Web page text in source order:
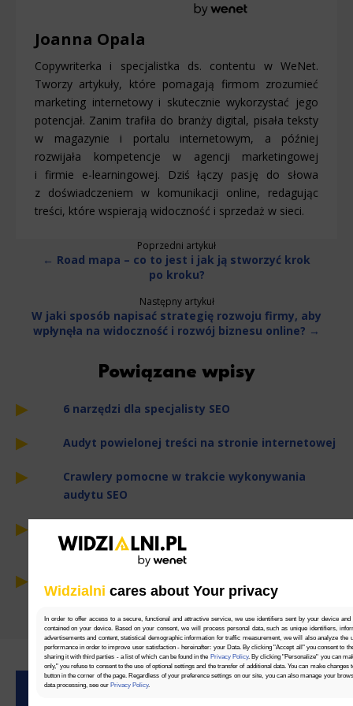
Widzialni cares about Your privacy
In order to offer access to a secure, functional and attractive service, we use identifiers sent by your device
contained on your device. Based on your consent, we will process personal data, such as unique identifiers,
advertisements and content, statistical demographic information for traffic measurement, we will also analyze the
performance in order to improve user satisfaction - hereinafter: your Data. By clicking "Accept all" you consent to
sharing it with third parties - a list of which can be found in the Privacy Policy. By clicking "Personalize" you can
only," you refuse to consent to the use of optional settings and the transfer of additional data. You can make
button in the corner of the page. Regardless of your preference settings on our site, you can also manage your
data processing, see our Privacy Policy.
Joanna Opala
Copywriterka i specjalistka ds. contentu w WeNet.
Tworzy artykuły, które pomagają firmom zrozumieć
marketing internetowy i skutecznie wykorzystać jego
potencjał. Zanim trafiła do branży digital, pisała teksty
w magazynie i portalu internetowym, a później
rozwijała kompetencje w agencji marketingowej
i firmie e-learningowej. Dziś łączy pasję do słowa
z doświadczeniem w komunikacji online, redagując
treści, które wspierają widoczność i sprzedaż w sieci.
Poprzedni artykuł
← Road mapa – co to jest i jak ją stworzyć krok
po kroku?
Następny artykuł
W jaki sposób napisać strategię rozwoju firmy, aby
wpłynęła na widoczność i rozwój biznesu online? →
Powiązane wpisy
6 narzędzi dla specjalisty SEO
Audyt powielonej treści na stronie internetowej
Crawlery pomocne w trakcie wykonywania
audytu SEO
w trakcie wykonywania audytu SEO
biznesowi